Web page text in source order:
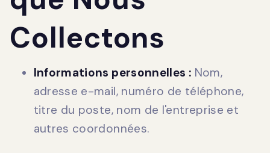
Collectons
Informations personnelles : Nom,
adresse e-mail, numéro de téléphone,
titre du poste, nom de l'entreprise et
autres coordonnées.